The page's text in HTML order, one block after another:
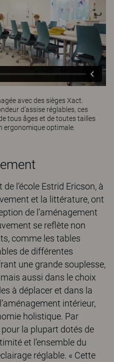
avec des siègesXact
d’assise réglables, ces
tous âges et de toutes tailles
ergonomique optimale.
l’école Estrid Ericson, à
et la littérature, ont
de l’aménagement
se reflète non
comme les tables
de différentes
une grande souplesse,
aussi dans le choix
à déplacer et dans la
intérieur,
holistique. Par
la plupart dotés de
et l’ensemble du
réglable. « Cette